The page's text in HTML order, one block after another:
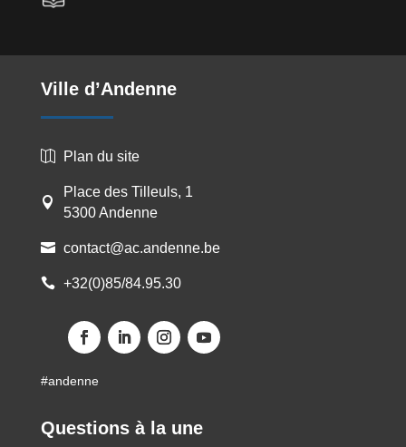
Ville d’Andenne
 Plan du site

Place des Tilleuls, 1
5300 Andenne
 contact@ac.andenne.be
 +32(0)85/84.95.30
#andenne
Questions à la une